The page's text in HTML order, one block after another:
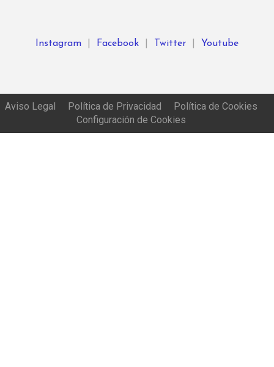
Instagram Facebook Twitter Youtube
Aviso Legal Política de Privacidad
Política de Cookies
Configuración de Cookies